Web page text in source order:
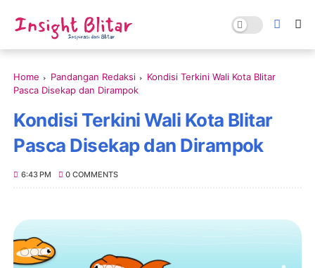
Home Pandangan Redaksi
Kondisi Terkini Wali Kota Blitar
Pasca Disekap dan Dirampok
Kondisi Terkini Wali Kota Blitar
Pasca Disekap dan Dirampok
6:43 PM 0 COMMENTS